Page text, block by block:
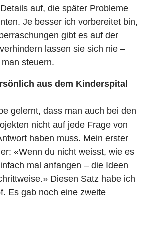
auf, die später Probleme
Je besser ich vorbereitet bin,
gibt es auf der
lassen sie sich nie –
steuern.
aus dem Kinderspital
gelernt, dass man auch bei den
nicht auf jede Frage von
haben muss. Mein erster
«Wenn du nicht weisst, wie es
mal anfangen – die Ideen
Diesen Satz habe ich
Es gab noch eine zweite